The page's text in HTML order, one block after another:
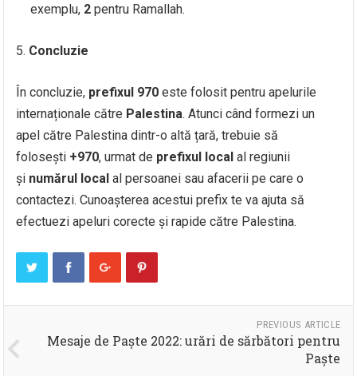
exemplu, 2 pentru Ramallah.
Concluzie
În concluzie, prefixul 970 este folosit pentru apelurile
internaționale către Palestina. Atunci când formezi un
apel către Palestina dintr-o altă țară, trebuie să
folosești +970, urmat de prefixul local al regiunii
și numărul local al persoanei sau afacerii pe care o
contactezi. Cunoașterea acestui prefix te va ajuta să
efectuezi apeluri corecte și rapide către Palestina.
PREVIOUS ARTICLE
Mesaje de Paște 2022: urări de sărbători pentru
Paște